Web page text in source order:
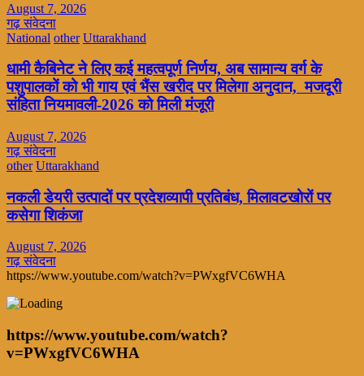
August 7, 2026
गढ़ संवेदना
National other Uttarakhand
धामी कैबिनेट ने लिए कई महत्वपूर्ण निर्णय, अब सामान्य वर्ग के
पशुपालकों को भी गाय एवं भैंस खरीद पर मिलेगा अनुदान, मजदूरी
संहिता नियमावली-2026 को मिली मंजूरी
August 7, 2026
गढ़ संवेदना
other Uttarakhand
नकली डेयरी उत्पादों पर प्रदेशव्यापी प्रतिबंध, मिलावटखोरों पर
कसेगा शिकंजा
August 7, 2026
गढ़ संवेदना
https://www.youtube.com/watch?v=PWxgfVC6WHA
https://www.youtube.com/watch?
v=PWxgfVC6WHA